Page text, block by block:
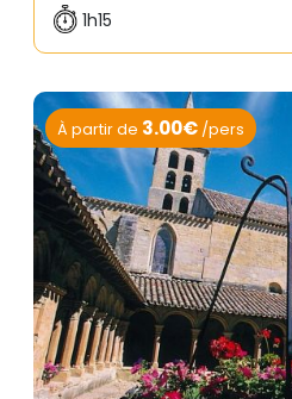
1h15
À partir de 3.00€ /pers